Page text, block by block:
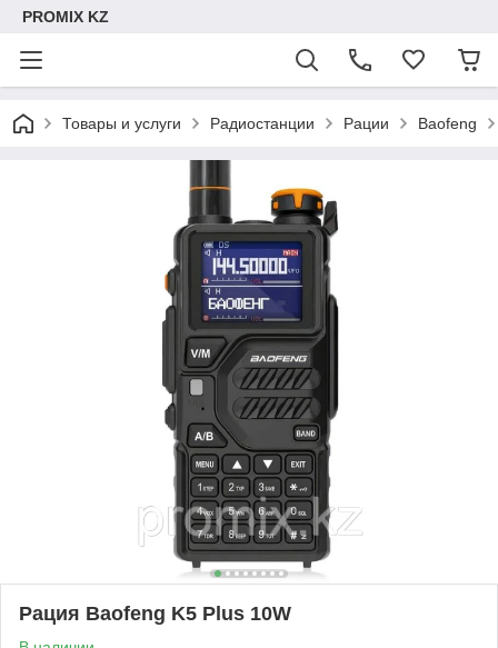
PROMIX KZ
Товары и услуги Радиостанции Рации Baofeng
Рация Baofeng K5 Plus 10W